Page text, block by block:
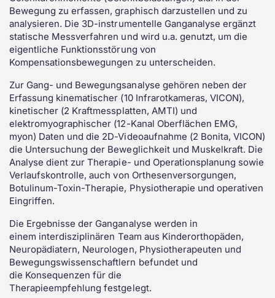
Bewegung zu erfassen, graphisch darzustellen und zu
analysieren. Die 3D-instrumentelle Ganganalyse ergänzt
statische Messverfahren und wird u.a. genutzt, um die
eigentliche Funktionsstörung von
Kompensationsbewegungen zu unterscheiden.
Zur Gang- und Bewegungsanalyse gehören neben der
Erfassung kinematischer (10 Infrarotkameras, VICON),
kinetischer (2 Kraftmessplatten, AMTI) und
elektromyographischer (12-Kanal Oberflächen EMG,
myon) Daten und die 2D-Videoaufnahme (2 Bonita, VICON)
die Untersuchung der Beweglichkeit und Muskelkraft. Die
Analyse dient zur Therapie- und Operationsplanung sowie
Verlaufskontrolle, auch von Orthesenversorgungen,
Botulinum-Toxin-Therapie, Physiotherapie und operativen
Eingriffen.
Die Ergebnisse der Ganganalyse werden in
einem interdisziplinären Team aus Kinderorthopäden,
Neuropädiatern, Neurologen, Physiotherapeuten und
Bewegungswissenschaftlern befundet und
die Konsequenzen für die
Therapieempfehlung festgelegt.